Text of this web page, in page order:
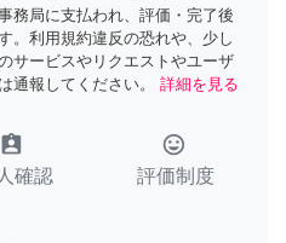
務局に支払われ、評価・完了後
。利用規約違反の恐れや、少し
サービスやリクエストやユーザ
通報してください。
詳細を見る
assignment_ind
確認
tag_faces
評価制度